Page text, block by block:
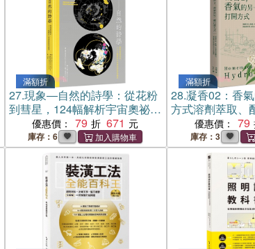
滿額折
27.現象―自然的詩學：從花粉
到彗星，124幅解析宇宙奧祕的
科學圖景
優惠價： 79 671
庫存：6
滿額折
28.凝香02：香
方式溶劑萃取、
蒸餾法，與植物
位提取
優惠價： 79
庫存：3